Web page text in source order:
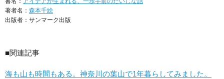
著者名： 森本千絵
出版者：サンマーク出版
■関連記事
海も山も時間もある。神奈川の葉山で1年暮らしてみました。